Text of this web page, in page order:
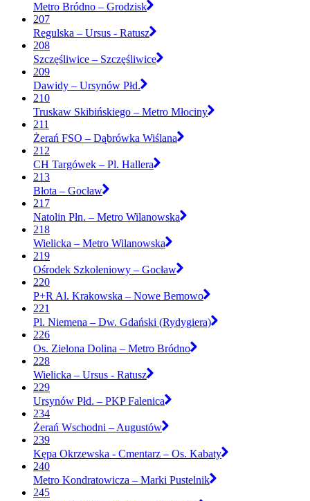
Metro Bródno – Grodzisk
207
Regulska – Ursus - Ratusz
208
Szczęśliwice – Szczęśliwice
209
Dawidy – Ursynów Płd.
210
Truskaw Skibińskiego – Metro Młociny
211
Żerań FSO – Dąbrówka Wiślana
212
CH Targówek – Pl. Hallera
213
Błota – Gocław
217
Natolin Płn. – Metro Wilanowska
218
Wielicka – Metro Wilanowska
219
Ośrodek Szkoleniowy – Gocław
220
P+R Al. Krakowska – Nowe Bemowo
221
Pl. Niemena – Dw. Gdański (Rydygiera)
226
Os. Zielona Dolina – Metro Bródno
228
Wielicka – Ursus - Ratusz
229
Ursynów Płd. – PKP Falenica
234
Żerań Wschodni – Augustów
239
Kępa Okrzewska - Cmentarz – Os. Kabaty
240
Metro Kondratowicza – Marki Pustelnik
245